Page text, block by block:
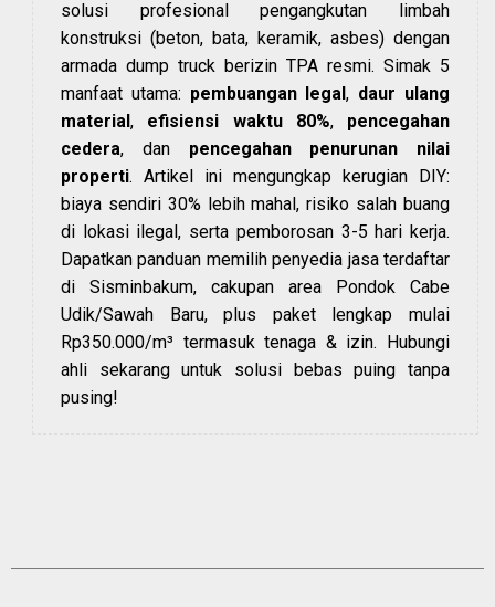
solusi profesional pengangkutan limbah
konstruksi (beton, bata, keramik, asbes) dengan
armada dump truck berizin TPA resmi. Simak 5
manfaat utama: pembuangan legal, daur ulang
material , efisiensi waktu 80%, pencegahan
cedera, dan pencegahan penurunan nilai
properti. Artikel ini mengungkap kerugian DIY:
biaya sendiri 30% lebih mahal, risiko salah buang
di lokasi ilegal, serta pemborosan 3-5 hari kerja.
Dapatkan panduan memilih penyedia jasa terdaftar
di Sisminbakum, cakupan area Pondok Cabe
Udik/Sawah Baru, plus paket lengkap mulai
Rp350.000/m³ termasuk tenaga & izin. Hubungi
ahli sekarang untuk solusi bebas puing tanpa
pusing!